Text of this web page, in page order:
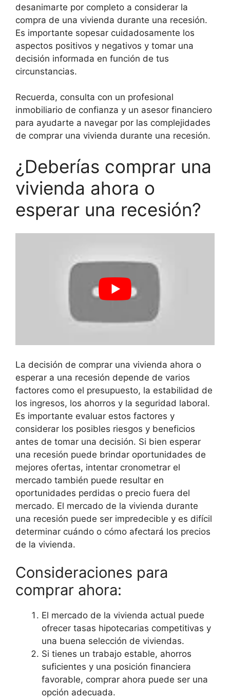
desanimarte por completo a considerar la
compra de una vivienda durante una recesión.
Es importante sopesar cuidadosamente los
aspectos positivos y negativos y tomar una
decisión informada en función de tus
circunstancias.
Recuerda, consulta con un profesional
inmobiliario de confianza y un asesor financiero
para ayudarte a navegar por las complejidades
de comprar una vivienda durante una recesión.
¿Deberías comprar una
vivienda ahora o
esperar una recesión?
La decisión de comprar una vivienda ahora o
esperar a una recesión depende de varios
factores como el presupuesto, la estabilidad de
los ingresos, los ahorros y la seguridad laboral.
Es importante evaluar estos factores y
considerar los posibles riesgos y beneficios
antes de tomar una decisión. Si bien esperar
una recesión puede brindar oportunidades de
mejores ofertas, intentar cronometrar el
mercado también puede resultar en
oportunidades perdidas o precio fuera del
mercado. El mercado de la vivienda durante
una recesión puede ser impredecible y es difícil
determinar cuándo o cómo afectará los precios
de la vivienda.
Consideraciones para
comprar ahora:
El mercado de la vivienda actual puede
ofrecer tasas hipotecarias competitivas y
una buena selección de viviendas.
Si tienes un trabajo estable, ahorros
suficientes y una posición financiera
favorable, comprar ahora puede ser una
opción adecuada.